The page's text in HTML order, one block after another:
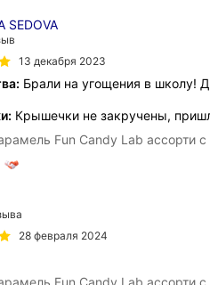
SEDOVA
13 декабря 2023
Брали на угощения в школу!
Крышечки не закручены,
Fun Candy Lab ассорти
28 февраля 2024